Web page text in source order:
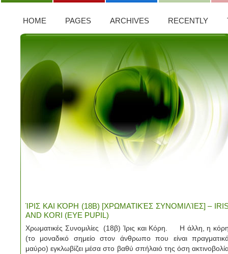
HOME PAGES ARCHIVES RECENTLY
ΊΡΙΣ ΚΑΙ ΚΌΡΗ (18Β) [ΧΡΩΜΑΤΙΚΈΣ ΣΥΝΟΜΙΛΊΕΣ] –
AND KORI (EYE PUPIL)
Χρωματικές Συνομιλίες (18β) Ίρις και Κόρη. Η άλλη, η
(το μοναδικό σημείο στον άνθρωπο που είναι
μαύρο) εγκλωβίζει μέσα στο βαθύ σπήλαιό της όση